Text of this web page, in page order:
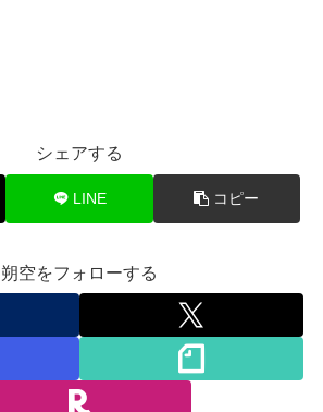
シェアする
LINE コピー
朔空をフォローする